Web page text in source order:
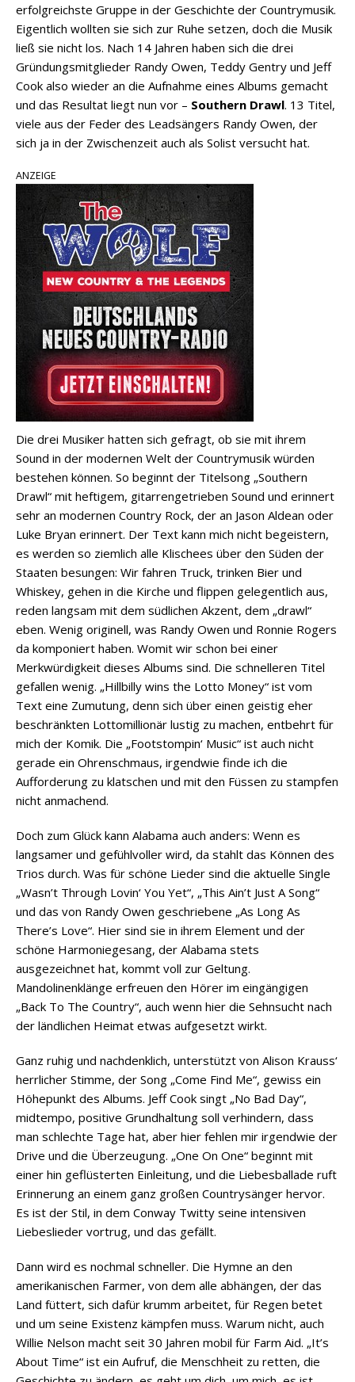
erfolgreichste Gruppe in der Geschichte der Countrymusik.
Eigentlich wollten sie sich zur Ruhe setzen, doch die Musik
ließ sie nicht los. Nach 14 Jahren haben sich die drei
Gründungsmitglieder Randy Owen, Teddy Gentry und Jeff
Cook also wieder an die Aufnahme eines Albums gemacht
und das Resultat liegt nun vor – Southern Drawl. 13 Titel,
viele aus der Feder des Leadsängers Randy Owen, der
sich ja in der Zwischenzeit auch als Solist versucht hat.
ANZEIGE
Die drei Musiker hatten sich gefragt, ob sie mit ihrem
Sound in der modernen Welt der Countrymusik würden
bestehen können. So beginnt der Titelsong „Southern
Drawl“ mit heftigem, gitarrengetrieben Sound und erinnert
sehr an modernen Country Rock, der an Jason Aldean oder
Luke Bryan erinnert. Der Text kann mich nicht begeistern,
es werden so ziemlich alle Klischees über den Süden der
Staaten besungen: Wir fahren Truck, trinken Bier und
Whiskey, gehen in die Kirche und flippen gelegentlich aus,
reden langsam mit dem südlichen Akzent, dem „drawl“
eben. Wenig originell, was Randy Owen und Ronnie Rogers
da komponiert haben. Womit wir schon bei einer
Merkwürdigkeit dieses Albums sind. Die schnelleren Titel
gefallen wenig. „Hillbilly wins the Lotto Money“ ist vom
Text eine Zumutung, denn sich über einen geistig eher
beschränkten Lottomillionär lustig zu machen, entbehrt für
mich der Komik. Die „Footstompin‘ Music“ ist auch nicht
gerade ein Ohrenschmaus, irgendwie finde ich die
Aufforderung zu klatschen und mit den Füssen zu stampfen
nicht anmachend.
Doch zum Glück kann Alabama auch anders: Wenn es
langsamer und gefühlvoller wird, da stahlt das Können des
Trios durch. Was für schöne Lieder sind die aktuelle Single
„Wasn’t Through Lovin‘ You Yet“, „This Ain’t Just A Song“
und das von Randy Owen geschriebene „As Long As
There’s Love“. Hier sind sie in ihrem Element und der
schöne Harmoniegesang, der Alabama stets
ausgezeichnet hat, kommt voll zur Geltung.
Mandolinenklänge erfreuen den Hörer im eingängigen
„Back To The Country“, auch wenn hier die Sehnsucht nach
der ländlichen Heimat etwas aufgesetzt wirkt.
Ganz ruhig und nachdenklich, unterstützt von Alison Krauss‘
herrlicher Stimme, der Song „Come Find Me“, gewiss ein
Höhepunkt des Albums. Jeff Cook singt „No Bad Day“,
midtempo, positive Grundhaltung soll verhindern, dass
man schlechte Tage hat, aber hier fehlen mir irgendwie der
Drive und die Überzeugung. „One On One“ beginnt mit
einer hin geflüsterten Einleitung, und die Liebesballade ruft
Erinnerung an einem ganz großen Countrysänger hervor.
Es ist der Stil, in dem Conway Twitty seine intensiven
Liebeslieder vortrug, und das gefällt.
Dann wird es nochmal schneller. Die Hymne an den
amerikanischen Farmer, von dem alle abhängen, der das
Land füttert, sich dafür krumm arbeitet, für Regen betet
und um seine Existenz kämpfen muss. Warum nicht, auch
Willie Nelson macht seit 30 Jahren mobil für Farm Aid. „It’s
About Time“ ist ein Aufruf, die Menschheit zu retten, die